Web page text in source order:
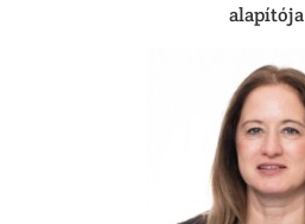
alapítója